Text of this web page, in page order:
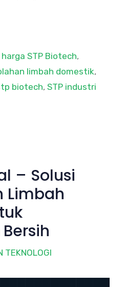
harga STP Biotech,
limbah domestik,
biotech, STP industri
– Solusi
Limbah
TEKNOLOGI